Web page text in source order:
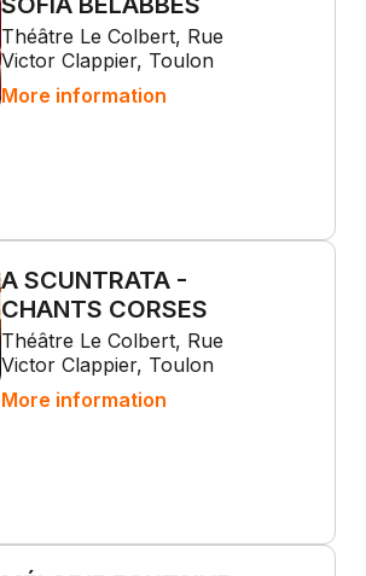
Théâtre Le Colbert, Rue
Victor Clappier, Toulon
More information
A SCUNTRATA -
CHANTS CORSES
Théâtre Le Colbert, Rue
Victor Clappier, Toulon
More information